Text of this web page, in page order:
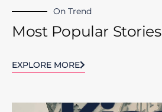
On Trend
Most Popular Stories
EXPLORE MORE